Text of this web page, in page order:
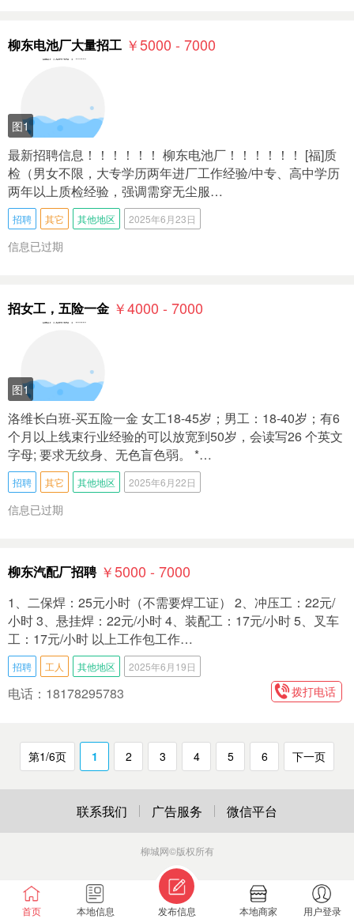
柳东电池厂大量招工 ￥5000 - 7000
图1
最新招聘信息！！！！！！ 柳东电池厂！！！！！！ [福]质
检（男女不限，大专学历两年进厂工作经验/中专、高中学历
两年以上质检经验，强调需穿无尘服…
招聘 其它 其他地区 2025年6月23日
信息已过期
招女工，五险一金 ￥4000 - 7000
图1
洛维长白班-买五险一金 女工18-45岁；男工：18-40岁；有6
个月以上线束行业经验的可以放宽到50岁，会读写26 个英文
字母; 要求无纹身、无色盲色弱。 *…
招聘 其它 其他地区 2025年6月22日
信息已过期
柳东汽配厂招聘 ￥5000 - 7000
1、二保焊：25元小时（不需要焊工证） 2、冲压工：22元/
小时 3、悬挂焊：22元/小时 4、装配工：17元/小时 5、叉车
工：17元/小时 以上工作包工作…
招聘 工人 其他地区 2025年6月19日
电话：18178295783 拨打电话
第1/6页 1 2 3 4 5 6 下一页
首页 本地信息 发布信息 本地商家 用户登录
联系我们 广告服务 微信平台
柳城网©版权所有